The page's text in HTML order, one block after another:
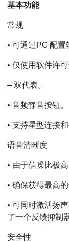
基本功能
常规
• 可通过PC 配置
• 仅使用软件许
– 双代表。
• 音频静音按钮。
• 支持星型连接
语音清晰度
• 由于信噪比极
• 确保获得最高
• 可同时激活扬
了一个反馈抑制
安全性